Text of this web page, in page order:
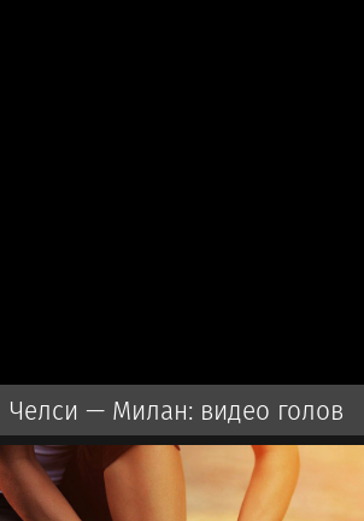
Челси — Милан: видео голов